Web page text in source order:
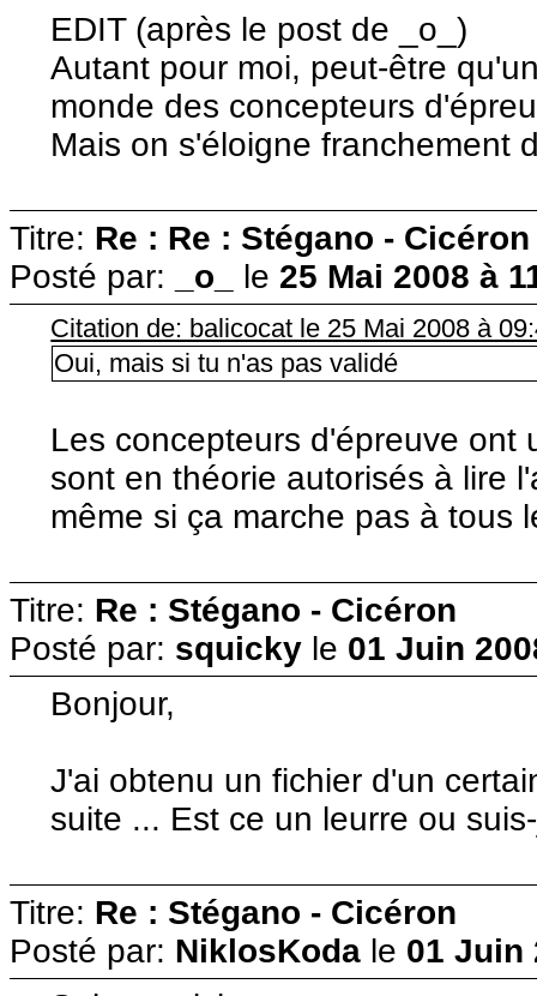
EDIT (après le post de _o_)
Autant pour moi, peut-être
monde des concepteurs
Mais on s'éloigne franchement
Titre: Re : Re : Stégano - Cicéron
Posté par:
_o_ le 25 Mai 2008 à
Citation de: balicocat le 25 Mai 2008 à
Oui, mais si tu n'as pas validé
Les concepteurs d'épreuve ont
sont en théorie autorisés à lire
même si ça marche pas à tous
Titre: Re : Stégano - Cicéron
Posté par: squicky le 01 Juin
Bonjour,
J'ai obtenu un fichier d'un
suite ... Est ce un leurre ou
Titre: Re : Stégano - Cicéron
Posté par: NiklosKoda le 01 Juin